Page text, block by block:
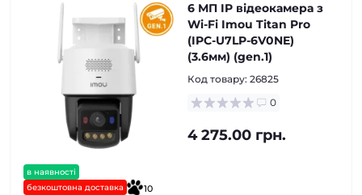
в наявності
безкоштовна доставка
10
6 МП IP відеокамера з
Wi-Fi Imou Titan Pro
(IPC-U7LP-6V0NE)
(3.6мм) (gen.1)
Код товару: 26825
0
4 275.00 грн.